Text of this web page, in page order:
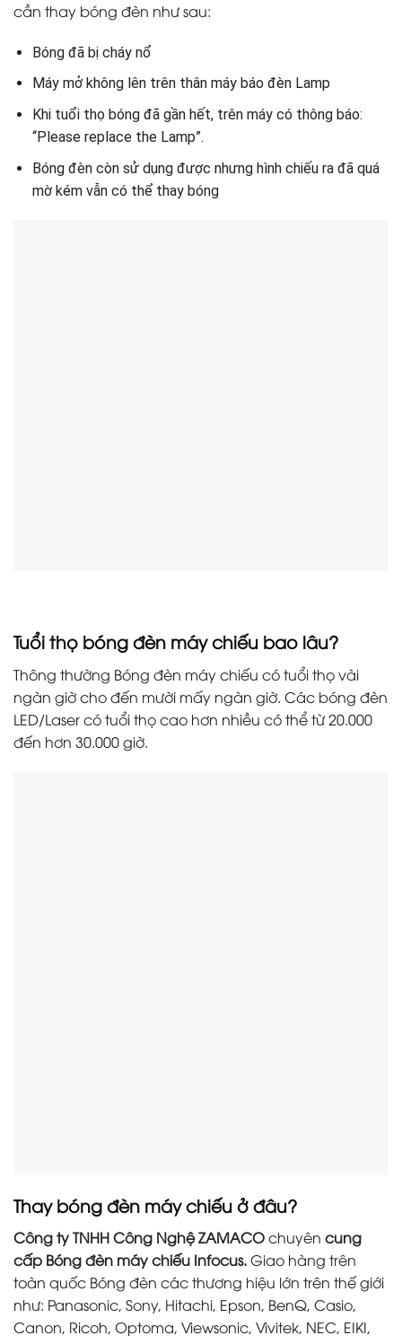
cần thay bóng đèn như sau:
Bóng đã bị cháy nổ
Máy mở không lên trên thân máy báo đèn Lamp
Khi tuổi thọ bóng đã gần hết, trên máy có thông báo:
“Please replace the Lamp”.
Bóng đèn còn sử dụng được nhưng hình chiếu ra đã quá
mờ kém vẫn có thể thay bóng
Tuổi thọ bóng đèn máy chiếu bao lâu?
Thông thường Bóng đèn máy chiếu có tuổi thọ vài
ngàn giờ cho đến mười mấy ngàn giờ. Các bóng đèn
LED/Laser có tuổi thọ cao hơn nhiều có thể từ 20.000
đến hơn 30.000 giờ.
Thay bóng đèn máy chiếu ở đâu?
Công ty TNHH Công Nghệ ZAMACOchuyên cung
cấp Bóng đèn máy chiếu Infocus.Giao hàng trên
toàn quốc Bóng đèn các thương hiệu lớn trên thế giới
như: Panasonic, Sony, Hitachi, Epson, BenQ, Casio,
Canon, Ricoh, Optoma, Viewsonic, Vivitek, NEC, EIKI,